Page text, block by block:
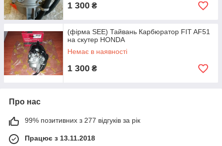
1 300 ₴
(фірма SEE) Тайвань Карбюратор FIT AF51
на скутер HONDA
Немає в наявності
1 300 ₴
Про нас
99% позитивних з 277 відгуків за рік
Працює з 13.11.2018